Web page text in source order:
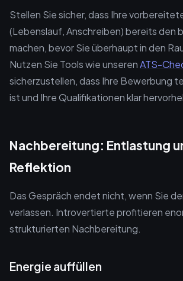
Stellen Sie sicher, dass Ihre
(Lebenslauf, Anschreiben) bereits den
machen, bevor Sie überhaupt in den
Nutzen Sie Tools wie unserenATS-
sicherzustellen, dass Ihre Bewerbung
ist und Ihre Qualifikationen klar
Nachbereitung: Entlastung
Reflektion
Das Gespräch endet nicht, wenn Sie
verlassen. Introvertierte profitieren
strukturierten Nachbereitung.
Energie auffüllen